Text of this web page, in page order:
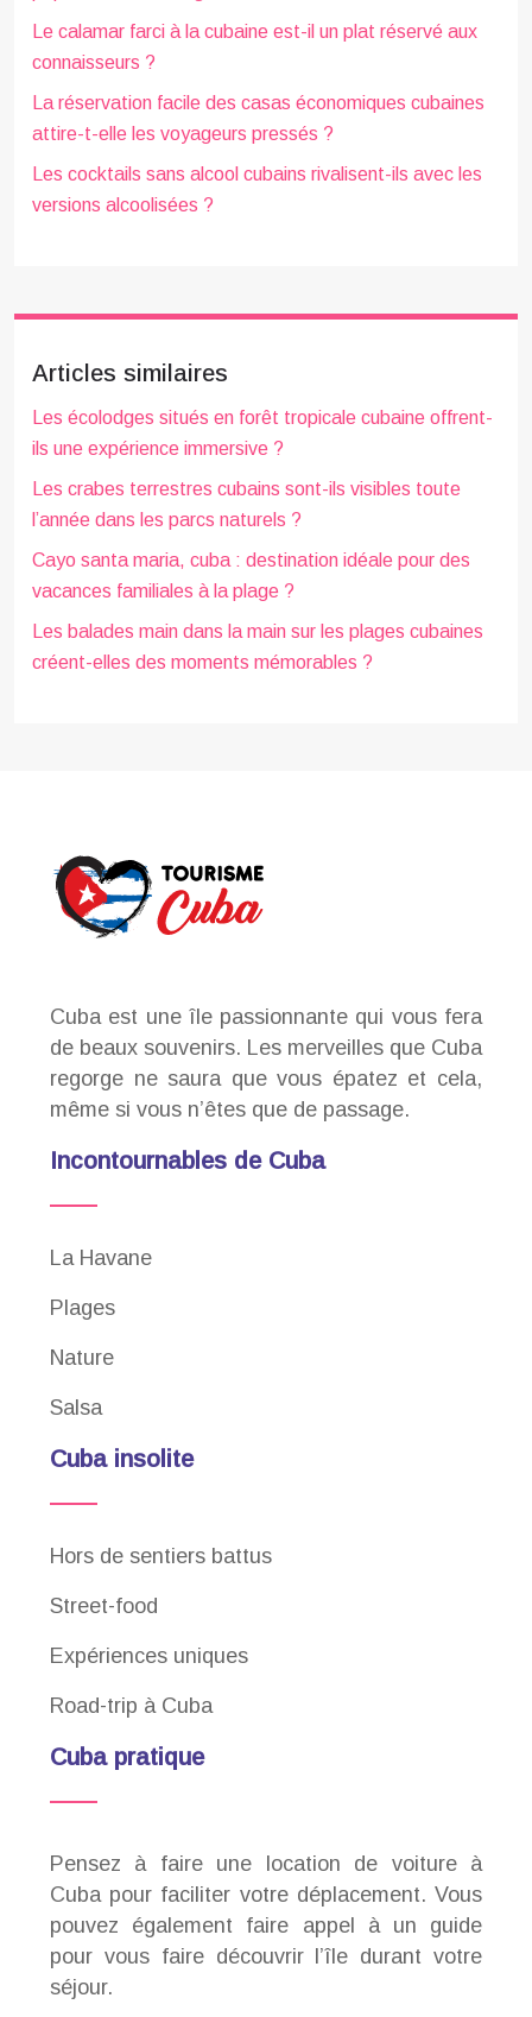
Le calamar farci à la cubaine est-il un plat réservé aux
connaisseurs ?
La réservation facile des casas économiques cubaines
attire-t-elle les voyageurs pressés ?
Les cocktails sans alcool cubains rivalisent-ils avec les
versions alcoolisées ?
Articles similaires
Les écolodges situés en forêt tropicale cubaine offrent-
ils une expérience immersive ?
Les crabes terrestres cubains sont-ils visibles toute
l’année dans les parcs naturels ?
Cayo santa maria, cuba : destination idéale pour des
vacances familiales à la plage ?
Les balades main dans la main sur les plages cubaines
créent-elles des moments mémorables ?
Cuba est une île passionnante qui vous fera
de beaux souvenirs. Les merveilles que Cuba
regorge ne saura que vous épatez et cela,
même si vous n’êtes que de passage.
Incontournables de Cuba
La Havane
Plages
Nature
Salsa
Cuba insolite
Hors de sentiers battus
Street-food
Expériences uniques
Road-trip à Cuba
Cuba pratique
Pensez à faire une location de voiture à
Cuba pour faciliter votre déplacement. Vous
pouvez également faire appel à un guide
pour vous faire découvrir l’île durant votre
séjour.